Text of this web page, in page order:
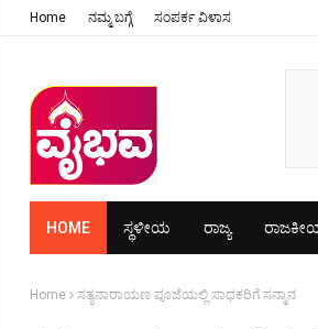
Home ನಮ್ಮ ಬಗ್ಗೆ ಸಂಪರ್ಕ ವಿಳಾಸ
HOME ಸ್ಥಳೀಯ ರಾಜ್ಯ
Home ಸತ್ಯನಾರಾಯಣ ಪೂಜೆಯಲ್ಲಿ ಸಾಧಕರಿಗೆ ಸನ್ಮಾನ